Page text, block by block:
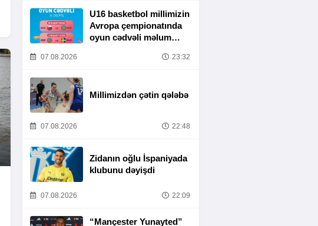
U16 basketbol millimizin
Avropa çempionatında
oyun cədvəli məlum
07.08.2026 23:32
Millimizdən çətin qələbə
07.08.2026 22:48
Zidanın oğlu İspaniyada
klubunu dəyişdi
07.08.2026 22:09
“Mançester Yunayted”